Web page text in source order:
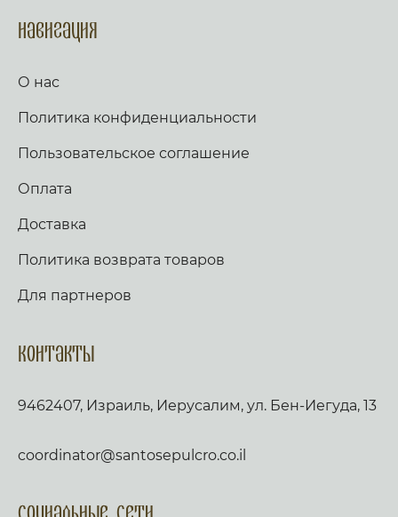
Навигация
О нас
Политика конфиденциальности
Пользовательское соглашение
Оплата
Доставка
Политика возврата товаров
Для партнеров
Контакты
9462407, Израиль, Иерусалим, ул. Бен-Иегуда, 13
coordinator@santosepulcro.co.il